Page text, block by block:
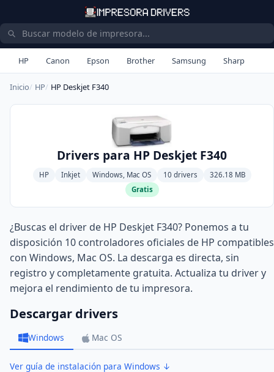
HP Canon Epson Brother Samsung Sharp
Inicio HP HP Deskjet F340
Drivers para HP Deskjet F340
HP Inkjet Windows, Mac OS 10 drivers
326.18 MB
Gratis
¿Buscas el driver de HP Deskjet F340? Ponemos a tu
disposición 10 controladores oficiales de HP compatibles
con Windows, Mac OS. La descarga es directa, sin
registro y completamente gratuita. Actualiza tu driver y
mejora el rendimiento de tu impresora.
Descargar drivers
Windows Mac OS
Ver guía de instalación para Windows ↓